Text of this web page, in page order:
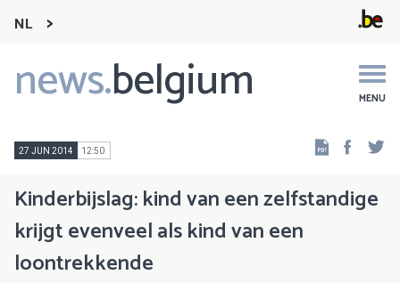
NL
news.belgium MENU
Main
navigation
27 JUN 2014 12:50
Kinderbijslag: kind van een zelfstandige
krijgt evenveel als kind van een
loontrekkende